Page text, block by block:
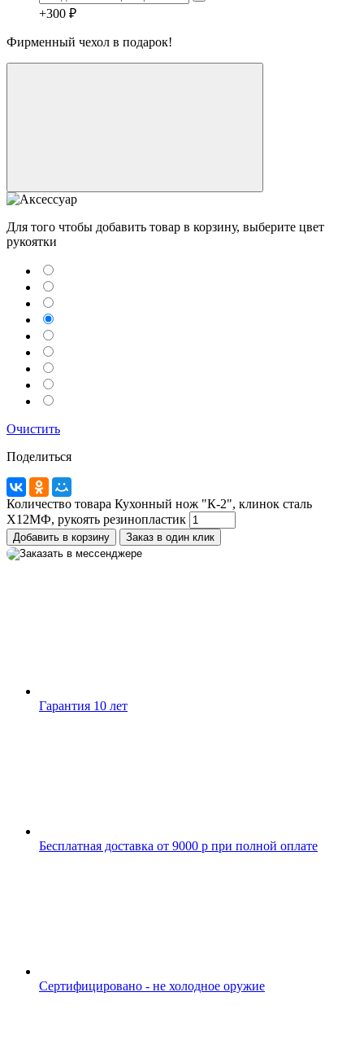
+300 ₽
Фирменный чехол в подарок!
Для того чтобы добавить товар в корзину, выберите цвет
рукоятки
Очистить
Поделиться
Количество товара Кухонный нож "К-2", клинок сталь
Х12МФ, рукоять резинопластик
Добавить в корзину Заказ в один клик
Telegram
MAXMax
WhatsApp
+7 (910) 880-24-42
Гарантия 10 лет
Бесплатная доставка от 9000 р при полной оплате
Сертифицировано - не холодное оружие